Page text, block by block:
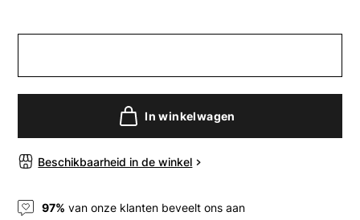
In winkelwagen
Beschikbaarheid in de winkel
97% van onze klanten beveelt ons aan